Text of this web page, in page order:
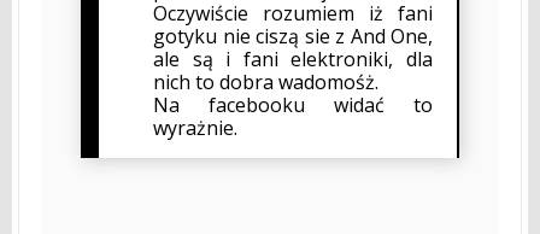
Oczywiście rozumiem iż fani
gotyku nie ciszą sie z And One,
ale są i fani elektroniki, dla
nich to dobra wadomośż.
Na facebooku widać to
wyrażnie.